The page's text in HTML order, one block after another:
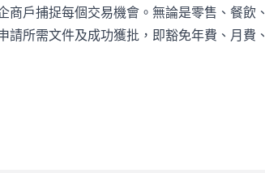
戶捕捉每個交易機會。無論是零售、餐飲、
所需文件及成功獲批，即豁免年費、月費、